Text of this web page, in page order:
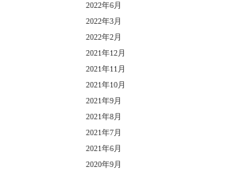
2022年6月
2022年3月
2022年2月
2021年12月
2021年11月
2021年10月
2021年9月
2021年8月
2021年7月
2021年6月
2020年9月